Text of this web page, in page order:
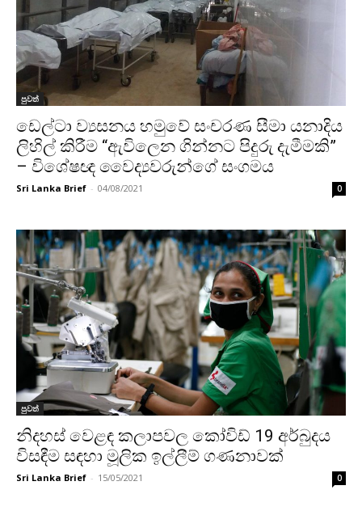
පුවත්
ඩෙල්ටා ව්‍යසනය හමුවේ සංචරණ සීමා යනාදිය
ලිහිල් කිරීම “ඇවිලෙන ගින්නට පිදුරු දැමීමකි”
– විශේෂඥ වෛද්‍යවරුන්ගේ සංගමය
Sri Lanka Brief - 04/08/2021 0
පුවත්
නිදහස් වෙළඳ කලාපවල කෝවිඩ් 19 අර්බුදය
විසඳීම සඳහා මූලික ඉල්ලීම් ගණනාවක්
Sri Lanka Brief - 15/05/2021 0